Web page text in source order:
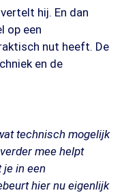
vertelt hij. En dan
op een
nut heeft. De
en de
technisch mogelijk
mee helpt
je in een
hier nu eigenlijk